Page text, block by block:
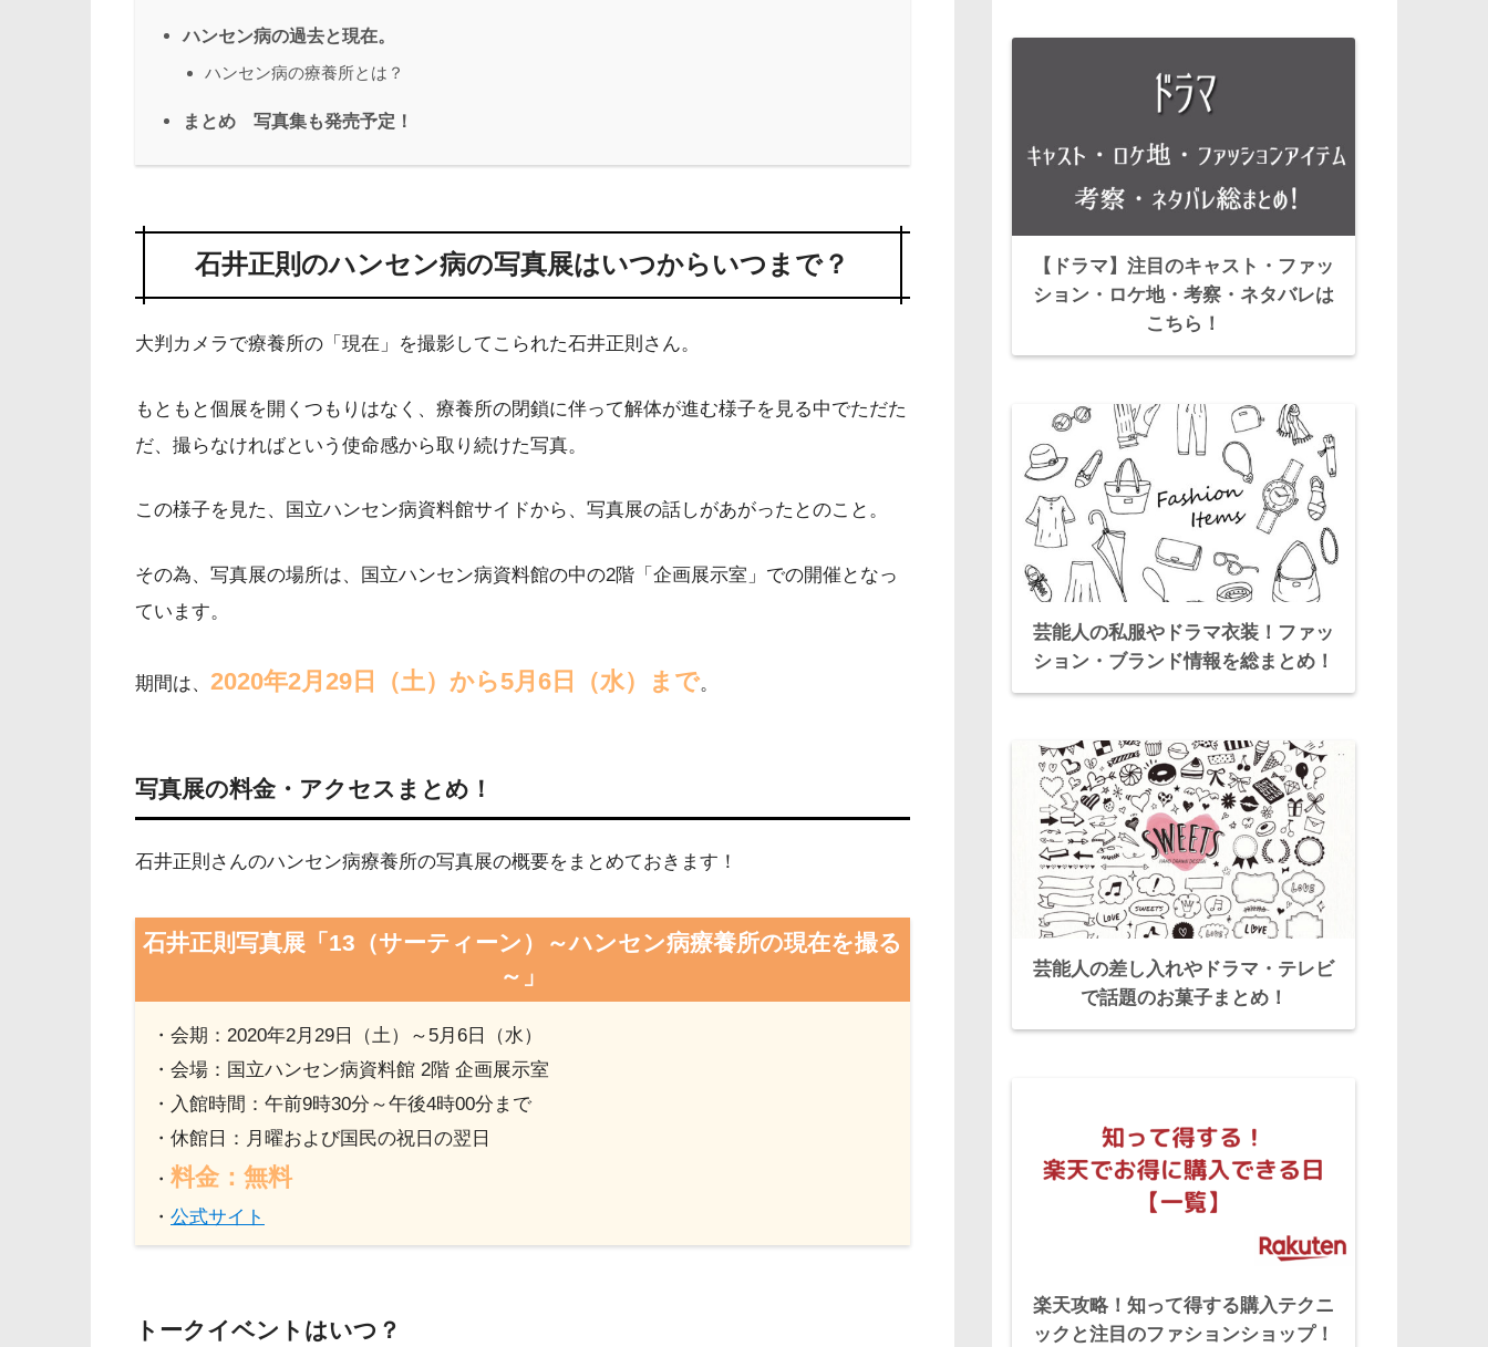
ハンセン病の過去と現在。
ハンセン病の療養所とは？
まとめ 写真集も発売予定！
石井正則のハンセン病の写真展はいつからいつまで？
大判カメラで療養所の「現在」を撮影してこられた石井正則さん。
もともと個展を開くつもりはなく、療養所の閉鎖に伴って解体が進む様子を見る中でただた
だ、撮らなければという使命感から取り続けた写真。
この様子を見た、国立ハンセン病資料館サイドから、写真展の話しがあがったとのこと。
その為、写真展の場所は、国立ハンセン病資料館の中の2階「企画展示室」での開催となっ
ています。
期間は、 2020年2月29日（土）から5月6日（水）まで。
写真展の料金・アクセスまとめ！
石井正則さんのハンセン病療養所の写真展の概要をまとめておきます！
石井正則写真展「13（サーティーン）～ハンセン病療養所の現在を撮る
～」
・会期：2020年2月29日（土）～5月6日（水）
・会場：国立ハンセン病資料館 2階 企画展示室
・入館時間：午前9時30分～午後4時00分まで
・休館日：月曜および国民の祝日の翌日
・ 料金：無料
・ 公式サイト
トークイベントはいつ？
【ドラマ】注目のキャスト・ファッ
ション・ロケ地・考察・ネタバレは
こちら！
芸能人の私服やドラマ衣装！ファッ
ション・ブランド情報を総まとめ！
芸能人の差し入れやドラマ・テレビ
で話題のお菓子まとめ！
楽天攻略！知って得する購入テクニ
ックと注目のファションショップ！